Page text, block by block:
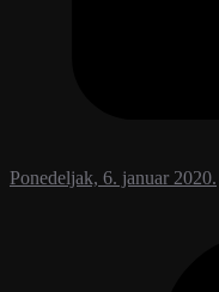
Ponedeljak, 6. januar 2020.